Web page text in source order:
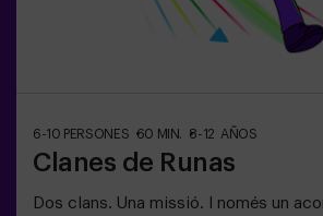
divertida.✅ Ideal per a nens | famílies |
infantilsImportant: els infants han
d’un adult, que també compta com a
6-10 PERSONES 60 MIN. 8-12 AÑOS
Clanes de Runas
Dos clans. Una missió. I només un